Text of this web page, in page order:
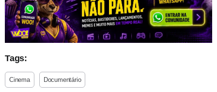
Tags:
Cinema Documentário